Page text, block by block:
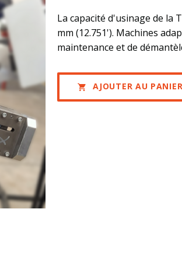
La capacité d'usinage de la
mm (12.751'). Machines
maintenance et de
AJOUTER AU PANIER